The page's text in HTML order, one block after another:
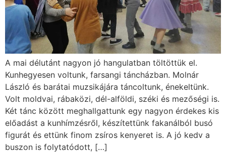
A mai délutánt nagyon jó hangulatban töltöttük el.
Kunhegyesen voltunk, farsangi táncházban. Molnár
László és barátai muzsikájára táncoltunk, énekeltünk.
Volt moldvai, rábaközi, dél-alföldi, széki és mezőségi is.
Két tánc között meghallgattunk egy nagyon érdekes kis
előadást a kunhímzésről, készítettünk fakanálból busó
figurát és ettünk finom zsíros kenyeret is. A jó kedv a
buszon is folytatódott, […]